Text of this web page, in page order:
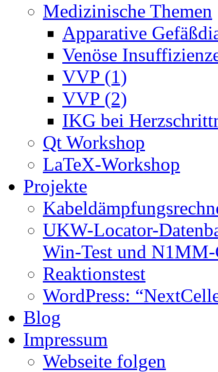
Medizinische Themen
Apparative
Venöse
VVP (1)
VVP (2)
IKG bei
Qt Workshop
LaTeX-Workshop
Projekte
UKW-Locator-
Win-Test und
Reaktionstest
WordPress:
Blog
Impressum
Webseite folgen